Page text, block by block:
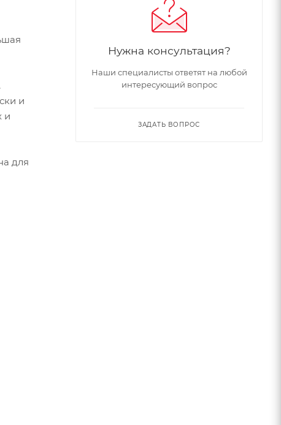
и
и
для
Нужна консультация?
Наши специалисты ответят на любой
интересующий вопрос
ЗАДАТЬ ВОПРОС